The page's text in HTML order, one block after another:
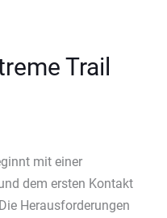
Trail
mit einer
dem ersten Kontakt
Herausforderungen